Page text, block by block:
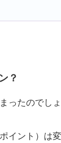
？
ったのでし
イント）は